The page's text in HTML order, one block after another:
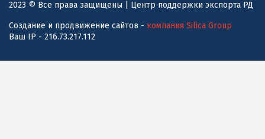
2023 © Все права защищены | Центр поддержки экспорта РД
Создание и продвижение сайтов - компания Silica Group
Ваш IP - 216.73.217.112